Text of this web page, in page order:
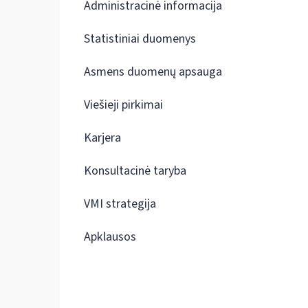
Administracinė informacija
Statistiniai duomenys
Asmens duomenų apsauga
Viešieji pirkimai
Karjera
Konsultacinė taryba
VMI strategija
Apklausos